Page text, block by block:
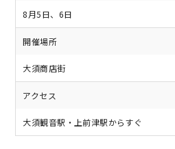
8月5日、6日
開催場所
大須商店街
アクセス
大須観音駅・上前津駅からすぐ